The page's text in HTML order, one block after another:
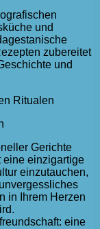
und
zubereitet
und
Ritualen
Gerichte
eine einzigartige
einzutauchen,
in Ihrem Herzen
eine